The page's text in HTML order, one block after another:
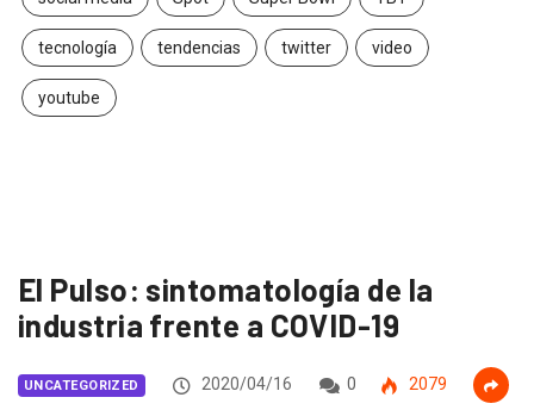
tecnología tendencias twitter video
youtube
El Pulso: sintomatología de la
industria frente a COVID-19
UNCATEGORIZED 2020/04/16 0 2079